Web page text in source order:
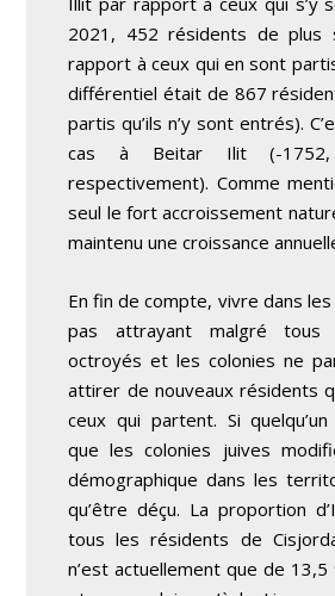
2021, 452 résidents de plus
rapport à ceux qui en sont
différentiel était de 867
partis qu’ils n’y sont entrés).
cas à Beitar Ilit (-
respectivement). Comme
seul le fort accroissement
maintenu une croissance
En fin de compte, vivre dans
pas attrayant malgré tous
octroyés et les colonies ne
attirer de nouveaux résidents
ceux qui partent. Si
que les colonies juives
démographique dans les
qu’être déçu. La proportion
tous les résidents de
n’est actuellement que de 13,5